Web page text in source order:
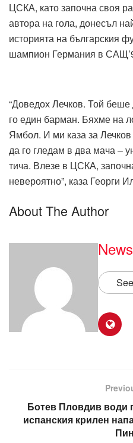
ЦСКА, като започна своя
автора на гола, донесъл
историята на българския
шампион Германия в
“Доведох Лечков. Той
го един барман. Бяхме на
Ямбол. И ми каза за
да го гледам в два мача –
тича. Влезе в ЦСКА,
невероятно”, каза Георги
About The Author
Ботев Пловдив води
испанския крилен